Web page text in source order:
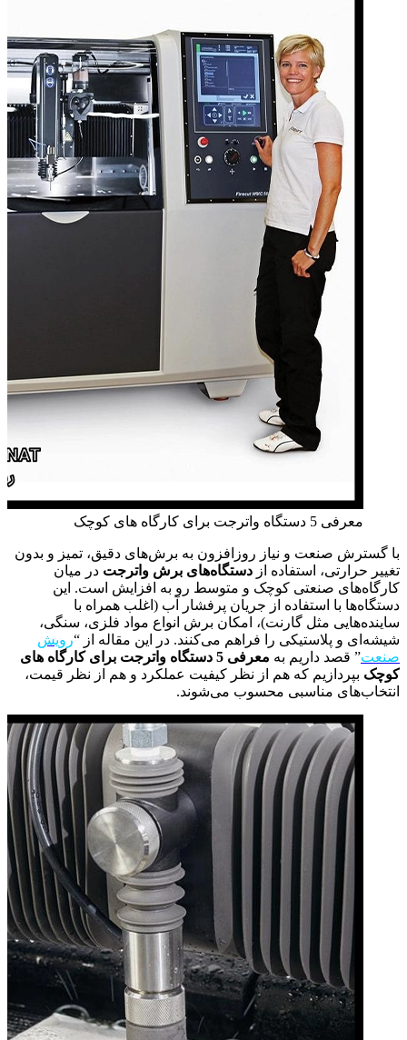
معرفی 5 دستگاه واترجت برای کارگاه های کوچک
با گسترش صنعت و نیاز روزافزون به برش‌های دقیق، تمیز و بدون
تغییر حرارتی، استفاده از دستگاه‌های برش واترجت در میان
کارگاه‌های صنعتی کوچک و متوسط رو به افزایش است. این
دستگاه‌ها با استفاده از جریان پرفشار آب (اغلب همراه با
ساینده‌هایی مثل گارنت)، امکان برش انواع مواد فلزی، سنگی،
شیشه‌ای و پلاستیکی را فراهم می‌کنند. در این مقاله از “رویش
صنعت” قصد داریم به
معرفی 5 دستگاه واترجت برای کارگاه های
کوچک بپردازیم که هم از نظر کیفیت عملکرد و هم از نظر قیمت،
انتخاب‌های مناسبی محسوب می‌شوند.